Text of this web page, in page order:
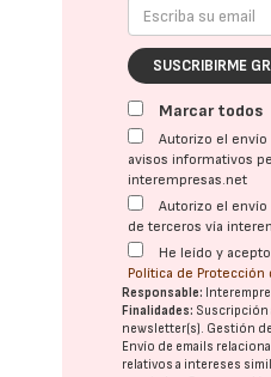
SUSCRIBIRME
Marcar todos
Autorizo el
avisos informativos
interempresas.net
Autorizo el
de terceros vía
He leído y
Política de Protección
Responsable:
Finalidades: Suscripción
newsletter(s). Gestión
Envío de emails
relativos a intereses